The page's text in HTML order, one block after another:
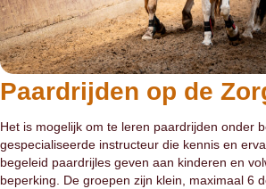
Paardrijden op de
Het is mogelijk om te leren paardrijden onder
gespecialiseerde instructeur die kennis en
begeleid paardrijles geven aan kinderen en
beperking. De groepen zijn klein, maximaal 6